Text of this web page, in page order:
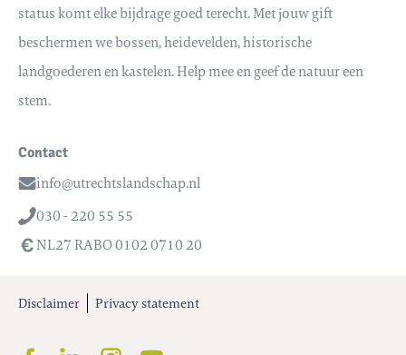
status komt elke bijdrage goed terecht. Met jouw gift
beschermen we bossen, heidevelden, historische
landgoederen en kastelen. Help mee en geef de natuur een
stem.
Contact
Email
info@utrechtslandschap.nl
Telefoon
030 - 220 55 55
NL27 RABO 0102 0710 20
Disclaimer Privacy statement